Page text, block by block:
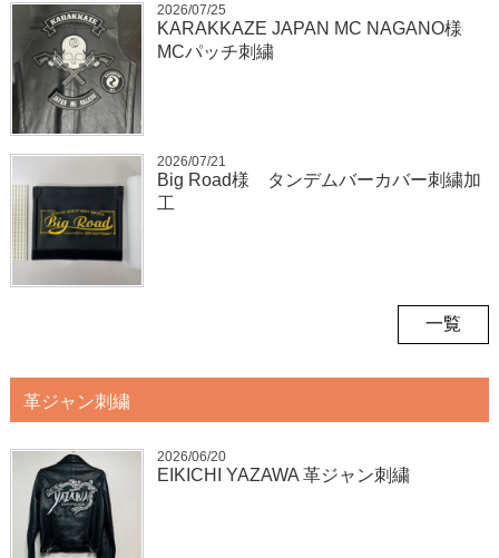
2026/07/25
KARAKKAZE JAPAN MC NAGANO様
MCパッチ刺繍
2026/07/21
Big Road様 タンデムバーカバー刺繍加
工
一覧
革ジャン刺繍
2026/06/20
EIKICHI YAZAWA 革ジャン刺繍